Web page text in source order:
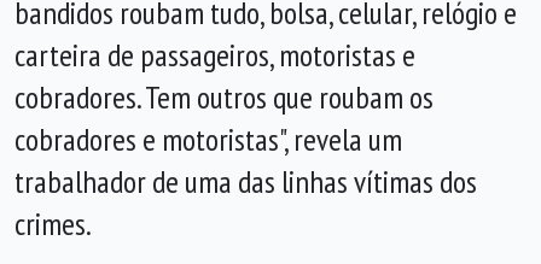
bandidos roubam tudo, bolsa, celular, relógio e
carteira de passageiros, motoristas e
cobradores. Tem outros que roubam os
cobradores e motoristas", revela um
trabalhador de uma das linhas vítimas dos
crimes.